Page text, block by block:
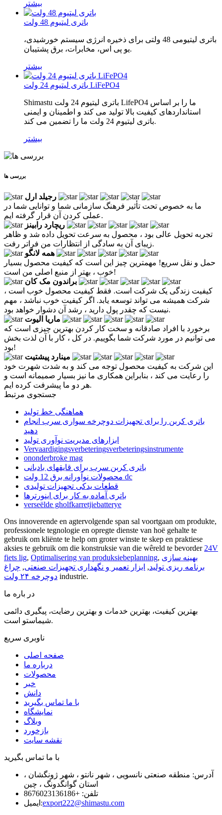
بیشتر
باتری لیتیوم 48 ولت
باتری لیتیومی 48 ولتی برای ذخیره انرژی سیستم خورشیدی،
یو پی اس، مخابرات، برق پشتیبان.
بیشتر
باتری لیتیوم 24 ولت LiFePO4
Shimastu باتری لیتیوم 24 ولت LifePO4 ما را بر اساس
استانداردهای کیفیت بالا تولید می کند و اطمینان و ایمنی
باتری لیتیوم 24 ولت ما را تضمین می کند.
بیشتر
بررسی ها
رجیلد ارل
ما به خصوص تحت تأثیر فرهنگ سازمانی شما و توانایی شما در
عملی کردن آن قرار گرفته ایم.
ریچارد رابینز
تجربه تحویل عالی بود ، محصول به سرعت تحویل داده شد و ظاهر
زیبای آن به سادگی از انتظارات من فراتر رفت.
همه لانگو
حمل و نقل سریع! مهمترین چیز این است که کیفیت محصول بسیار
خوب ، بهتر از منبع اصلی من است!
براندون مک کان
کیفیت زندگی یک شرکت است. فقط کیفیت محصول خوب است ،
شرکت همیشه می تواند توسعه یابد. اگر کیفیت خوب نباشد ، مهم
نیست که چقدر پول دارید ، رشد آن دشوار خواهد بود.
ماریا الیوت
برخورد با افراد صادقانه و سخت کار کردن بهترین چیزی است که
می توانیم در مورد شرکت شما بگوییم. در کل ، کار با آن لذت بخش
بود!
مینارد پیشتیت
این شرکت به کیفیت محصول توجه می کند و به شدت شهرت خود
را رعایت می کند ، بنابراین همکاری ما نیز بسیار صمیمانه است و
هر دو ما پیشرفت کرده ایم.
جستجوی مرتبط
هماهنگی خط تولید
باتری کربن را برای تجهیزات دوچرخه سواری سرب انجام
دهید
ابزارهای مدیریت نوآوری تولید
Vervaardigingsverbeteringsverbeteringsinstrumente
ononderbroke mag
باتری کربن سرب برای قایقهای بادبانی
محصولات نوآورانه برق 12 ولت dc
قطعات یدکی تجهیزات تولیدی
باتری آماده به کار برای اینورترها
verseëlde gholfkarretjiebatterye
Ons innoverende en agtervolgende span sal voortgaan om produkte,
professionele tegnologie en opregte dienste van hoë gehalte te
gebruik om kliënte te help om groter winste te skep en praktiese
aksies te gebruik om die konstruksie van die wêreld te bevorder 24V
fiets lig, Optimalisering van produksiebeplanning, بهینه سازی
برنامه ریزی تولید, ابزار تعمیر و نگهداری تجهیزات صنعتی, چراغ
دوچرخه ۲۴ ولت industrie.
در باره ما
بهترین کیفیت، بهترین خدمات و بهترین رضایت، پیگیری دائمی
شیماستو است.
ناوبری سریع
صفحه اصلی
درباره ما
محصولات
خبر
دانش
با ما تماس بگیرید
نمایشگاه
وبلاگ
بازخورد
نقشه سایت
با ما تماس بگیرید
آدرس: منطقه صنعتی نانسویی ، شهر نانتو ، شهر ژونگشان ،
استان گوانگدونگ ، چین
تلفن: +8676023136186
ایمیل:export222@shimastu.com